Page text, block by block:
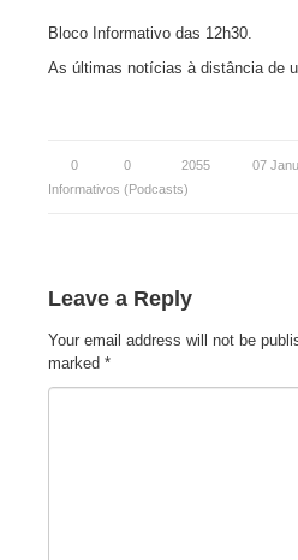
Bloco Informativo das 12h30.
As últimas notícias à distância de
0 0 2055 07
Informativos (Podcasts)
Leave a Reply
Your email address will not be
marked *